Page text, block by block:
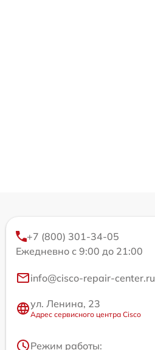
+7 (800) 301-34-05
Ежедневно с 9:00 до 21:00
info@cisco-repair-center.ru
ул. Ленина, 23
Адрес сервисного центра Cisco
Режим работы: